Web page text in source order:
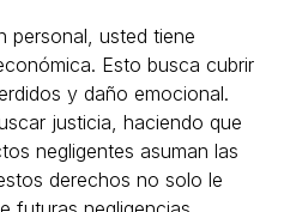
personal, usted tiene
Esto busca cubrir
y daño emocional.
justicia, haciendo que
negligentes asuman las
derechos no solo le